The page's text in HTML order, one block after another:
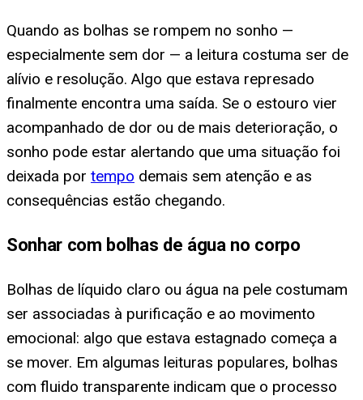
Quando as bolhas se rompem no sonho —
especialmente sem dor — a leitura costuma ser de
alívio e resolução. Algo que estava represado
finalmente encontra uma saída. Se o estouro vier
acompanhado de dor ou de mais deterioração, o
sonho pode estar alertando que uma situação foi
deixada por tempo demais sem atenção e as
consequências estão chegando.
Sonhar com bolhas de água no corpo
Bolhas de líquido claro ou água na pele costumam
ser associadas à purificação e ao movimento
emocional: algo que estava estagnado começa a
se mover. Em algumas leituras populares, bolhas
com fluido transparente indicam que o processo